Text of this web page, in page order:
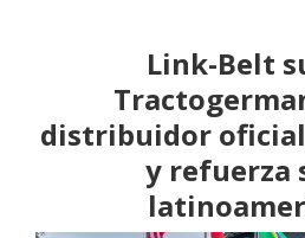
Link-Belt
distribuidor
y refuerza